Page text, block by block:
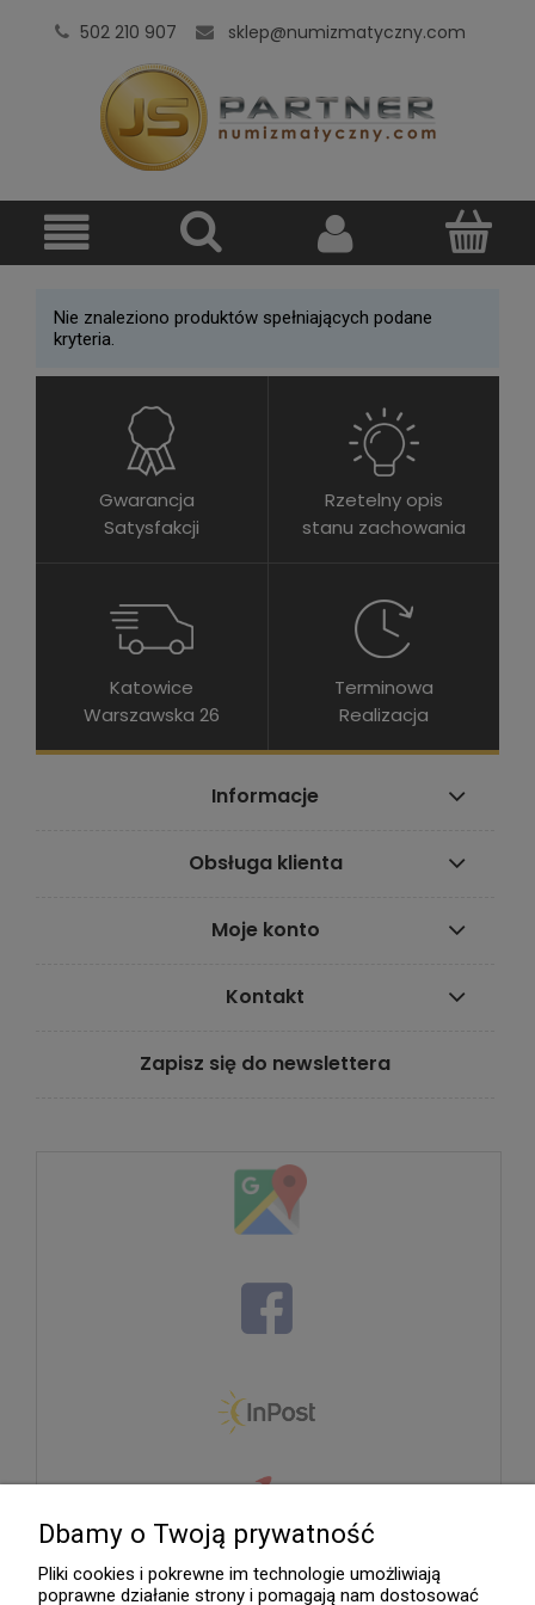
502 210 907 sklep@numizmatyczny.com
Nie znaleziono produktów spełniających podane
kryteria.
Gwarancja
Satysfakcji
Rzetelny opis
stanu zachowania
Katowice
Warszawska 26
Terminowa
Realizacja
Informacje
Obsługa klienta
Moje konto
Kontakt
Zapisz się do newslettera
Dbamy o Twoją prywatność
Pliki cookies i pokrewne im technologie umożliwiają
poprawne działanie strony i pomagają nam dostosować